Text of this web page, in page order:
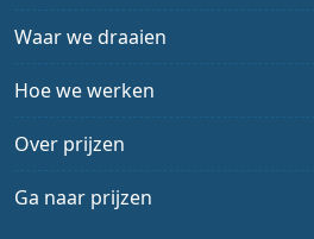
Waar we draaien
Hoe we werken
Over prijzen
Ga naar prijzen